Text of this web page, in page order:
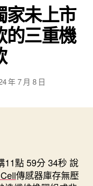
家未上市
的三重機
年 7 月 8 日
11點 59分 34秒 說
傳感器庫存無壓